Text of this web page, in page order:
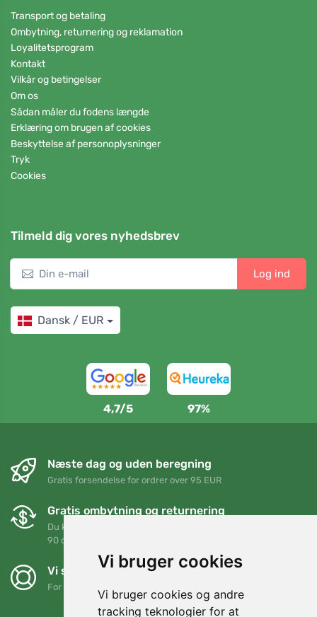
Vi bruger cookies
Vi bruger cookies og andre
tracking teknologier for at
Transport og betaling
Ombytning, returnering og reklamation
Loyalitetsprogram
Kontakt
Vilkår og betingelser
Om os
Sådan måler du fodens længde
Erklæring om brugen af cookies
Beskyttelse af personoplysninger
Tryk
Cookies
Tilmeld dig vores nyhedsbrev
Log ind
Dansk / EUR
4,7/5 97%
Næste dag og uden beregning
Gratis forsendelse for ordrer over 95 EUR
Gratis ombytning og returnering
Du kan returnere eller bytte din ordre når som helst inden for
90 dage
Vi støtter Trees.org
For hver ordre planter vi et træ! Læs mere